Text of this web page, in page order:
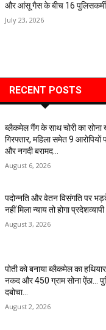
और आंसू गैस के बीच 16 पुलिसकर्मी
July 23, 2026
RECENT POSTS
ब्लैकमेल गैंग के साथ चोरी का सोना
गिरफ्तार, महिला समेत 9
और नगदी बरामद…
August 6, 2026
पदोन्नति और वेतन विसंगति पर
नहीं मिला न्याय तो होगा
August 3, 2026
पोती को बनाया ब्लैकमेल का
नकद और 450 ग्राम सोना ऐंठा…
दबोचा…
August 2, 2026